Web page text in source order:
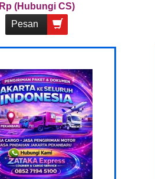
Rp (Hubungi CS)
Pesan